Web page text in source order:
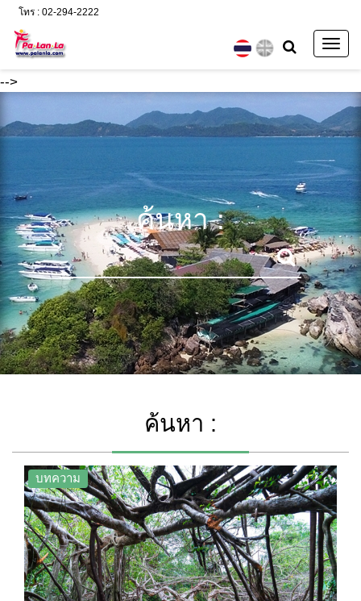
-->
โทร : 02-294-2222
ค้นหา :
ค้นหา :
บทความ